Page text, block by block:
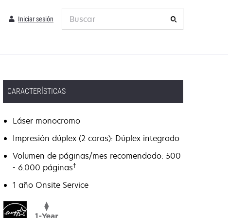
Iniciar sesión
CARACTERÍSTICAS
Láser monocromo
Impresión dúplex (2 caras): Dúplex integrado
Volumen de páginas/mes recomendado: 500
- 6.000 páginas†
1 año Onsite Service